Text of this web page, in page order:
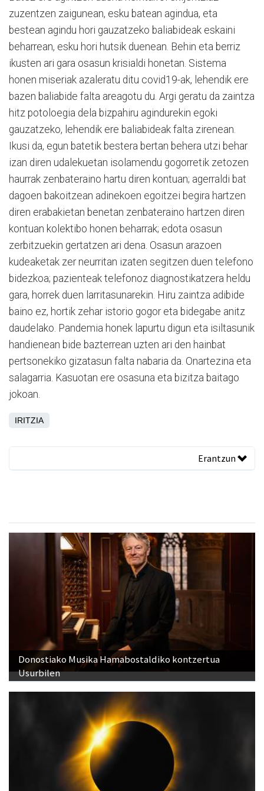
zuzentzen zaigunean, esku batean agindua, eta
bestean agindu hori gauzatzeko baliabideak eskaini
beharrean, esku hori hutsik duenean. Behin eta berriz
ikusten ari gara osasun krisialdi honetan. Sistema
honen miseriak azaleratu ditu covid19-ak, lehendik ere
bazen baliabide falta areagotu du. Argi geratu da zaintza
hitz potoloegia dela bizpahiru agindurekin egoki
gauzatzeko, lehendik ere baliabideak falta zirenean.
Ikusi da, egun batetik bestera bertan behera utzi behar
izan diren udalekuetan isolamendu gogorretik zetozen
haurrak zenbateraino hartu diren kontuan; agerraldi bat
dagoen bakoitzean adinekoen egoitzei begira hartzen
diren erabakietan benetan zenbateraino hartzen diren
kontuan kolektibo honen beharrak; edota osasun
zerbitzuekin gertatzen ari dena. Osasun arazoen
kudeaketak zer neurritan izaten segitzen duen telefono
bidezkoa; pazienteak telefonoz diagnostikatzera heldu
gara, horrek duen larritasunarekin. Hiru zaintza adibide
baino ez, hortik zehar istorio gogor eta bidegabe anitz
daudelako. Pandemia honek lapurtu digun eta isiltasunik
handienean bide bazterrean uzten ari den hainbat
pertsonekiko gizatasun falta nabaria da. Onartezina eta
salagarria. Kasuotan ere osasuna eta bizitza baitago
jokoan.
IRITZIA
Erantzun
Donostiako Musika Hamabostaldiko kontzertua
Usurbilen